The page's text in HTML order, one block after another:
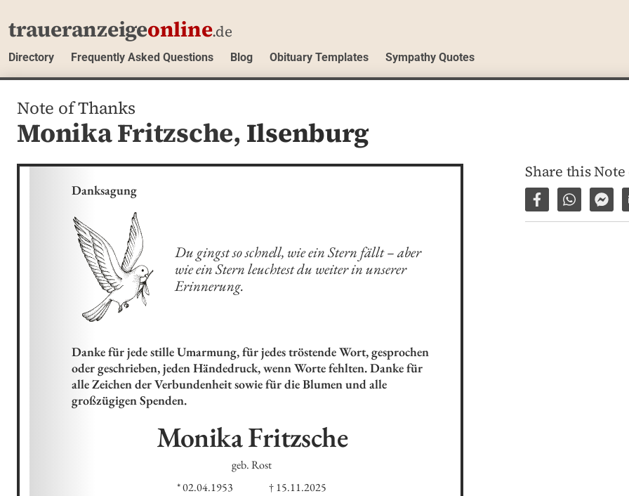
traueranzeigeonline.de
Directory Frequently Asked Questions Blog Obituary Templates Sympathy Quotes
Note of Thanks
Monika Fritzsche, Ilsenburg
Danksagung
Du gingst so schnell, wie ein Stern fällt – aber
wie ein Stern leuchtest du weiter in unserer
Erinnerung.
Danke für jede stille Umarmung, für jedes tröstende Wort, gesprochen
oder geschrieben, jeden Händedruck, wenn Worte fehlten. Danke für
alle Zeichen der Verbundenheit sowie für die Blumen und alle
großzügigen Spenden.
MonikaFritzsche
geb. Rost
* 02.04.1953
† 15.11.2025
Share this
Share onShare via